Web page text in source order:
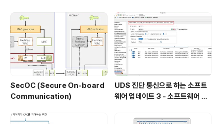
SecOC (Secure On-board
Communication)
UDS 진단 통신으로 하는 소프트
웨어 업데이트 3 - 소프트웨어 전